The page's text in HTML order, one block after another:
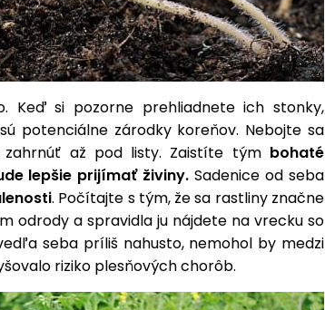
Keď si pozorne prehliadnete ich stonky,
potenciálne zárodky koreňov. Nebojte sa
až pod listy. Zaistíte tým bohaté
lepšie prijímať živiny. Sadenice od seba
. Počítajte s tým, že sa rastliny značne
odrody a spravidla ju nájdete na vrecku so
seba príliš nahusto, nemohol by medzi
riziko plesňových chorôb.